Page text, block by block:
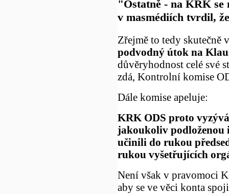
"Ostatně - na KRK
v masmédiích tvrdil,
Zřejmě to tedy skutečně
podvodný útok na
důvěryhodnost celé své
zdá, Kontrolní komise
Dále komise apeluje:
KRK ODS proto
jakoukoliv podloženou
učinili do rukou
rukou vyšetřujících
Není však v pravomoci
aby se ve věci konta